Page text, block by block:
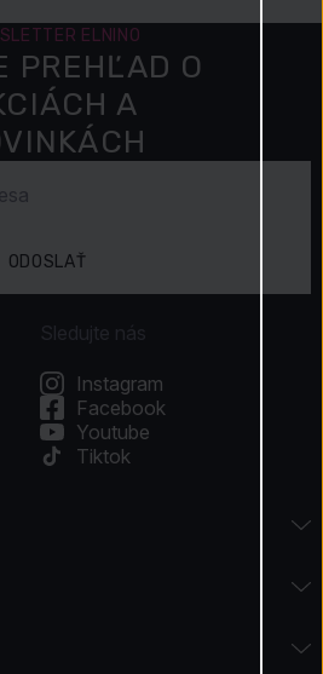
ELNINO
PREHĽAD O
A
ODOSLAŤ
Sledujte nás
Instagram
Facebook
Youtube
Tiktok